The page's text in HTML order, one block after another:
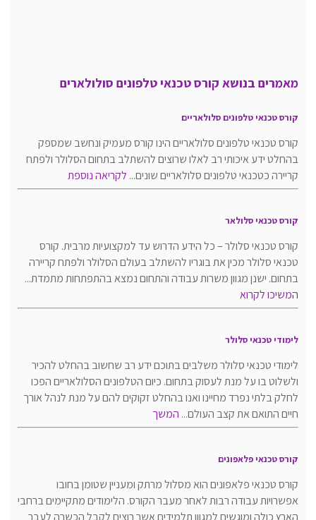
מאמרים בנושא קורס טכנאי טלפונים סולולארים
קורס טכנאי טלפונים סלולאריים
קורס טכנאי טלפונים סלולאריים הינו קורס מעמיק ונחשב שמספק
בהחלט ידע איכותי רב לאלו שרוצים להשתלב בתחום הסלולר ולפתח
קריירה כטכנאי טלפונים סלולאריים שונים... לקריאה נוספת
קורס טכנאי סלולאר
קורס טכנאי סלולר – כל הידע הדרוש עד למקצועיות מרבית. קורס
טכנאי סלולר מכין את בוגריו להשתלב בעולם הסלולר ולפתח קריירה
בתחום. ישנן מגוון משרות עבודה והתחום נמצא בהתפתחות מתמדת...
המשיכו לקרוא
לימודי טכנאי סלולר
לימודי טכנאי סלולר משלבים בתוכם ידע רב שחשוב בהחלט להכיר
ולשלוט בו על מנת לעסוק בתחום. כיום הטלפונים הסלולאריים הפכו
לחלק בלתי נפרד מחיינו ואנו בהחלט זקוקים להם על מנת לנהל אורך
חיים התואם את קצב העולם... המשך
קורס טכנאי פלאפונים
קורס טכנאי פלאפונים הוא מסלול מרתק ומעניין שטומן בחובו
אפשרויות עבודה רבות לאחר מעבר הקורס. הלימודים מתקיימים ברחבי
הארץ כולה ומוגשים למגוון תלמידים אשר רוצים לקבל הכשרה לעבר